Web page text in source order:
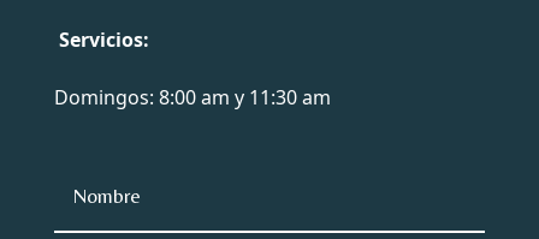
Servicios:
Domingos: 8:00 am y 11:30 am